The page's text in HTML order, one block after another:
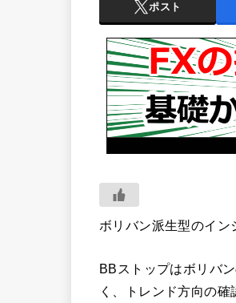
ポスト
ボリバン派生型のイン
BBストップはボリバ
く、トレンド方向の確